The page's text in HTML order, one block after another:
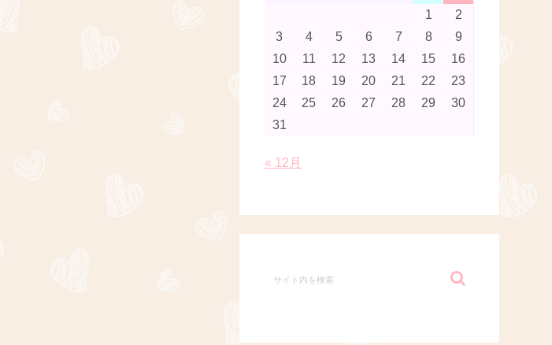
1
2
3
4 5 6 7 8
9
10
11 12 13 14 15
16
17
18 19 20 21 22
23
24
25 26 27 28 29
30
31
« 12月